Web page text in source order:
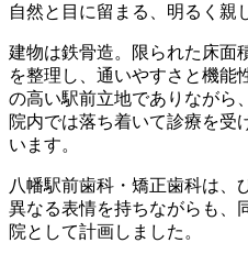
自然と目に留まる、明るく親
建物は鉄骨造。限られた床面
を整理し、通いやすさと機能
の高い駅前立地でありながら、
院内では落ち着いて診療を受
います。
八幡駅前歯科・矯正歯科は、
異なる表情を持ちながらも、
院として計画しました。